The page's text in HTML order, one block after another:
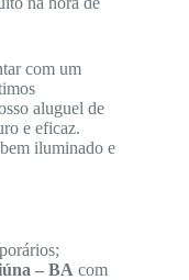
com um
aluguel de
e eficaz.
iluminado e
– BA com